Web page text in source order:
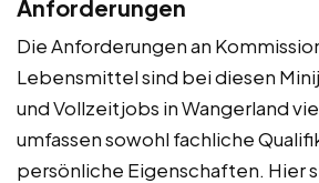
Anforderungen
Die Anforderungen an
Lebensmittel sind bei diesen
und Vollzeitjobs in Wangerland
umfassen sowohl fachliche
persönliche Eigenschaften. Hier